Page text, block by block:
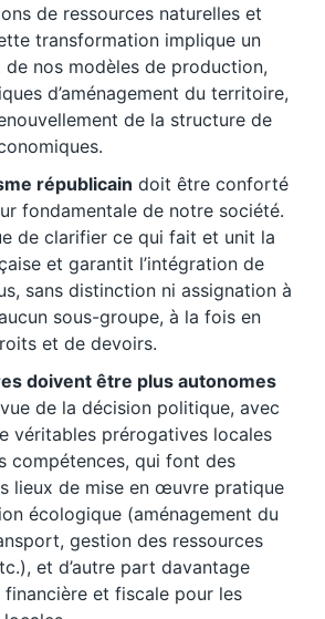
de ressources naturelles et
transformation implique un
de nos modèles de production,
d’aménagement du territoire,
de la structure de
républicain doit être conforté
fondamentale de notre société.
de clarifier ce qui fait et unit la
et garantit l’intégration de
sans distinction ni assignation à
sous-groupe, à la fois en
et de devoirs.
doivent être plus autonomes
de la décision politique, avec
véritables prérogatives locales
compétences, qui font des
lieux de mise en œuvre pratique
écologique (aménagement du
gestion des ressources
et d’autre part davantage
financière et fiscale pour les